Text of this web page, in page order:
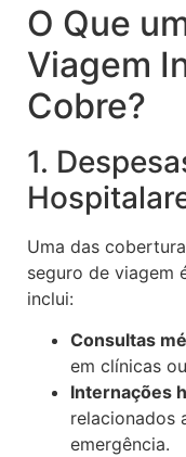
O Que
Viagem
Cobre?
1.
Uma das
seguro de viagem
inclui:
Consultas
em clínicas
Internações
relacionados
emergência.